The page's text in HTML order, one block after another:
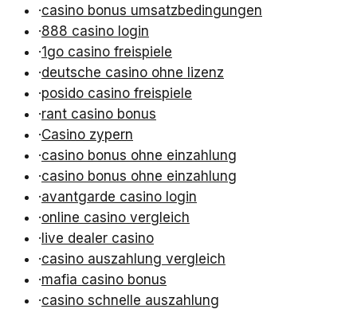
·casino bonus umsatzbedingungen
·888 casino login
·1go casino freispiele
·deutsche casino ohne lizenz
·posido casino freispiele
·rant casino bonus
·Casino zypern
·casino bonus ohne einzahlung
·casino bonus ohne einzahlung
·avantgarde casino login
·online casino vergleich
·live dealer casino
·casino auszahlung vergleich
·mafia casino bonus
·casino schnelle auszahlung